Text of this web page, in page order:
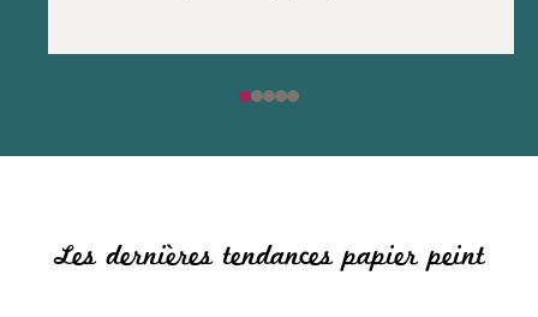
Les dernières tendances papier peint